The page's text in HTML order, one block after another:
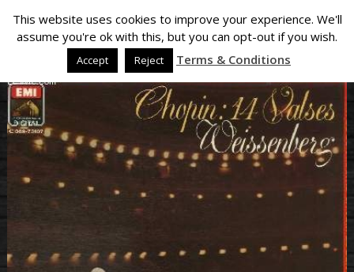
This website uses cookies to improve your experience. We'll
assume you're ok with this, but you can opt-out if you wish.
Accept Reject Terms & Conditions